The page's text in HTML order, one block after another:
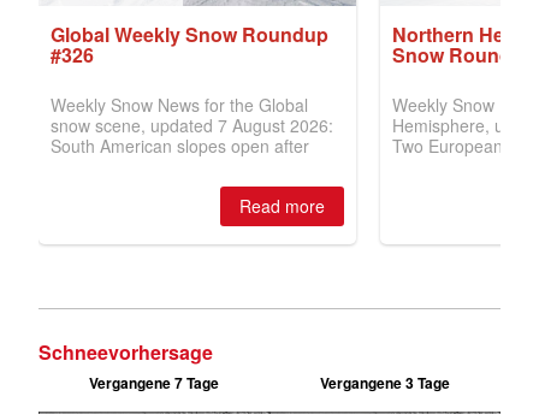
Schneevorhersage
Vergangene 7 Tage Vergangene 3 Tage